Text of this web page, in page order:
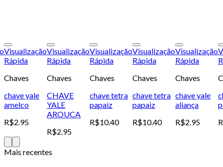
Add to
wishlist
Visualização
Rápida
Chaves
chave yale
amelco
R$2.95
Add to
wishlist
Visualização
Rápida
Chaves
CHAVE
YALE
AROUCA
R$2.95
Add to
wishlist
Visualização
Rápida
Chaves
chave tetra
papaiz
R$10.40
Add to
wishlist
Visualização
Rápida
Chaves
chave tetra
papaiz
R$10.40
Add to
wishlist
Visualização
Rápida
Chaves
chave yale
aliança
R$2.95
Mais recentes